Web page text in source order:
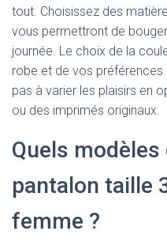
tout. Choisissez des
vous permettront de
journée. Le choix de la
robe et de vos préférences
pas à varier les plaisirs en
ou des imprimés originaux.
Quels
pantalon taille
femme ?